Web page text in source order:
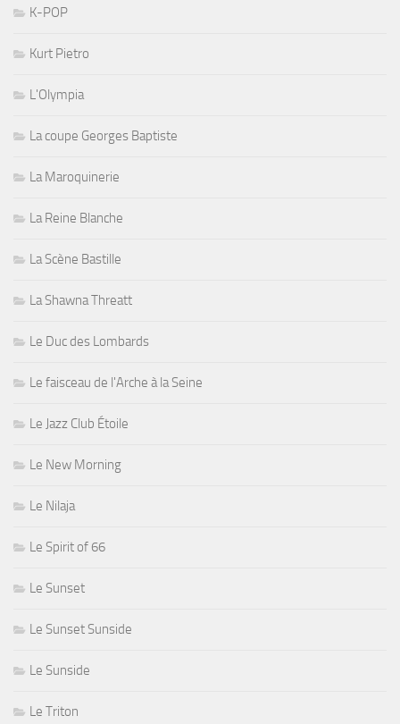
K-POP
Kurt Pietro
L'Olympia
La coupe Georges Baptiste
La Maroquinerie
La Reine Blanche
La Scène Bastille
La Shawna Threatt
Le Duc des Lombards
Le faisceau de l'Arche à la Seine
Le Jazz Club Étoile
Le New Morning
Le Nilaja
Le Spirit of 66
Le Sunset
Le Sunset Sunside
Le Sunside
Le Triton